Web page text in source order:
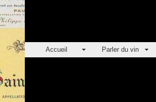
Accueil Parler du vin